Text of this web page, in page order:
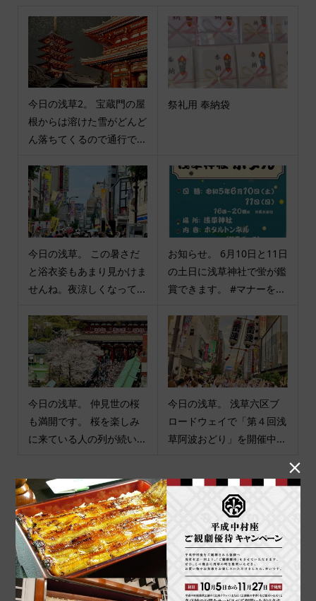
今日の浅草2。 宝蔵門の屋
根からは溶けた雪がどんど
ん落ちてくるので通行で...
祭礼用 奉納袋
今日の浅草。 この暑さだ
と浴衣姿もあまり見かけま
せんね。夜涼しくなって...
お知らせ。 6月10日と11日
の土日に浅草神社で蛍が鑑
賞できます。 #マナーを...
今日の浅草。 仲見世の桜
も満開です。 桜を楽しみ
に来ている人の列が続い...
今日の浅草。 浅草六区ブ
ロードウェイで「第４回浅
草阿波おどり」を開催中...
商品カテゴリ
商品ジャンル
ポチ袋
